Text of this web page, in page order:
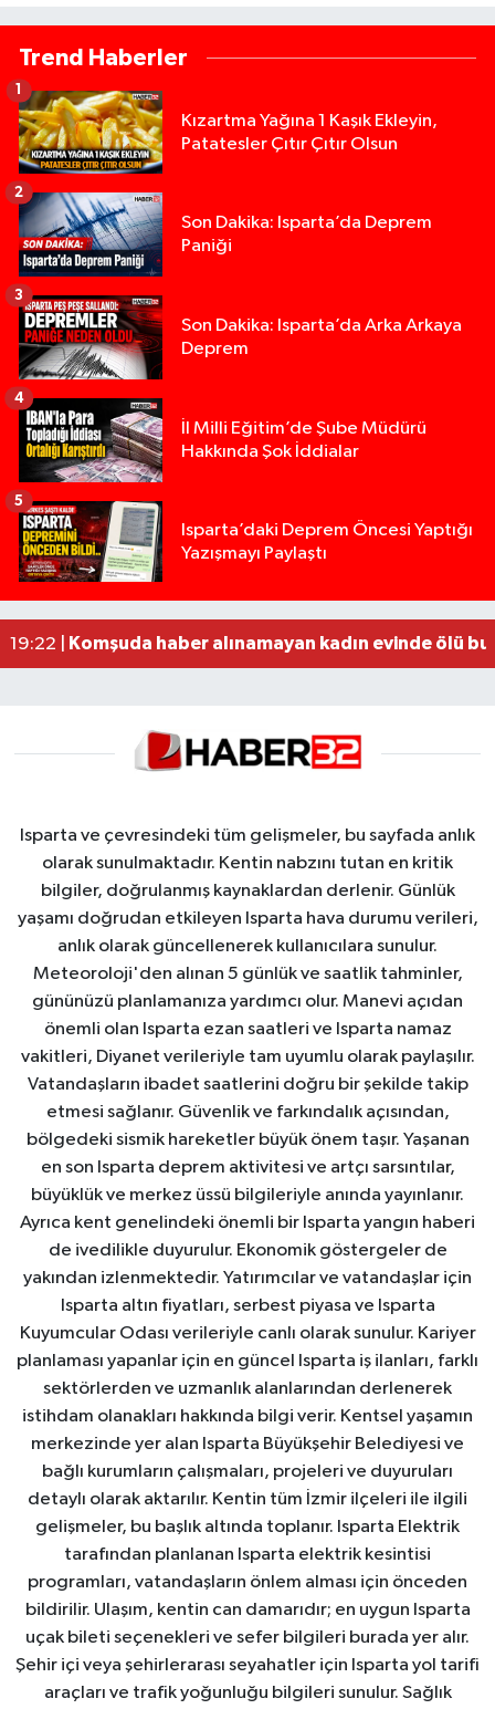
Trend Haberler
Kızartma Yağına 1 Kaşık Ekleyin,
Patatesler Çıtır Çıtır Olsun
1
Son Dakika: Isparta’da Deprem
Paniği
2
Son Dakika: Isparta’da Arka Arkaya
Deprem
3
İl Milli Eğitim’de Şube Müdürü
Hakkında Şok İddialar
4
Isparta’daki Deprem Öncesi Yaptığı
Yazışmayı Paylaştı
5
13:00 |Yığılca'da kardeşler arasındaki silahlı kavgada
12:48 |Tur teknesi çalışanlarının birbirine girdiği kavga
02:26 |MOTOSİKLETLE ÇARPIŞAN OTOMOBİL GÜL
19:22 |
Komşuda haber alınamayan kadın evinde ölü
Isparta ve çevresindeki tüm gelişmeler, bu sayfada anlık
olarak sunulmaktadır. Kentin nabzını tutan en kritik
bilgiler, doğrulanmış kaynaklardan derlenir. Günlük
yaşamı doğrudan etkileyen Isparta hava durumu verileri,
anlık olarak güncellenerek kullanıcılara sunulur.
Meteoroloji'den alınan 5 günlük ve saatlik tahminler,
gününüzü planlamanıza yardımcı olur. Manevi açıdan
önemli olan Isparta ezan saatleri ve Isparta namaz
vakitleri, Diyanet verileriyle tam uyumlu olarak paylaşılır.
Vatandaşların ibadet saatlerini doğru bir şekilde takip
etmesi sağlanır. Güvenlik ve farkındalık açısından,
bölgedeki sismik hareketler büyük önem taşır. Yaşanan
en son Isparta deprem aktivitesi ve artçı sarsıntılar,
büyüklük ve merkez üssü bilgileriyle anında yayınlanır.
Ayrıca kent genelindeki önemli bir Isparta yangın haberi
de ivedilikle duyurulur. Ekonomik göstergeler de
yakından izlenmektedir. Yatırımcılar ve vatandaşlar için
Isparta altın fiyatları, serbest piyasa ve Isparta
Kuyumcular Odası verileriyle canlı olarak sunulur. Kariyer
planlaması yapanlar için en güncel Isparta iş ilanları, farklı
sektörlerden ve uzmanlık alanlarından derlenerek
istihdam olanakları hakkında bilgi verir. Kentsel yaşamın
merkezinde yer alan Isparta Büyükşehir Belediyesi ve
bağlı kurumların çalışmaları, projeleri ve duyuruları
detaylı olarak aktarılır. Kentin tüm İzmir ilçeleri ile ilgili
gelişmeler, bu başlık altında toplanır. Isparta Elektrik
tarafından planlanan Isparta elektrik kesintisi
programları, vatandaşların önlem alması için önceden
bildirilir. Ulaşım, kentin can damarıdır; en uygun Isparta
uçak bileti seçenekleri ve sefer bilgileri burada yer alır.
Şehir içi veya şehirlerarası seyahatler için Isparta yol tarifi
araçları ve trafik yoğunluğu bilgileri sunulur. Sağlık